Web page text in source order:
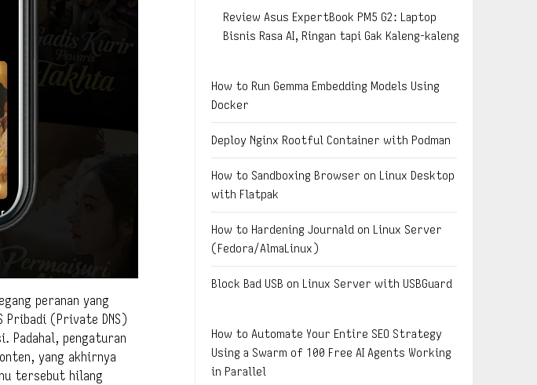
peranan yang
Pribadi (Private DNS)
Padahal, pengaturan
yang akhirnya
tersebut hilang
Review Asus ExpertBook PM5 G2: Laptop
Bisnis Rasa AI, Ringan tapi Gak Kaleng-kaleng
How to Run Gemma Embedding Models Using
Docker
Deploy Nginx Rootful Container with Podman
How to Sandboxing Browser on Linux Desktop
with Flatpak
How to Hardening Journald on Linux Server
(Fedora/AlmaLinux)
Block Bad USB on Linux Server with USBGuard
How to Automate Your Entire SEO Strategy
Using a Swarm of 100 Free AI Agents Working
in Parallel